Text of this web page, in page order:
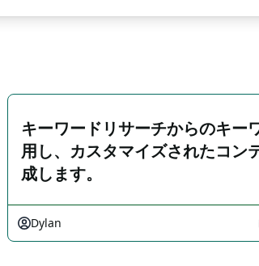
キーワードリサーチからのキー
用し、カスタマイズされたコン
成します。
Dylan